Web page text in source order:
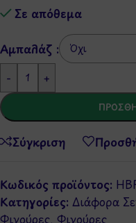
Σε απόθεμα
Αμπαλάζ :
-
+
Σύγκριση
Κωδικός προϊόντος:
Κατηγορίες: Διάφορα
Φιγούρες, Φιγούρες